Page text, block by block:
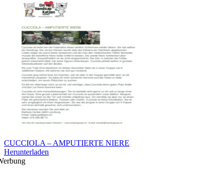
CUCCIOLA – AMPUTIERTE NIERE
Herunterladen